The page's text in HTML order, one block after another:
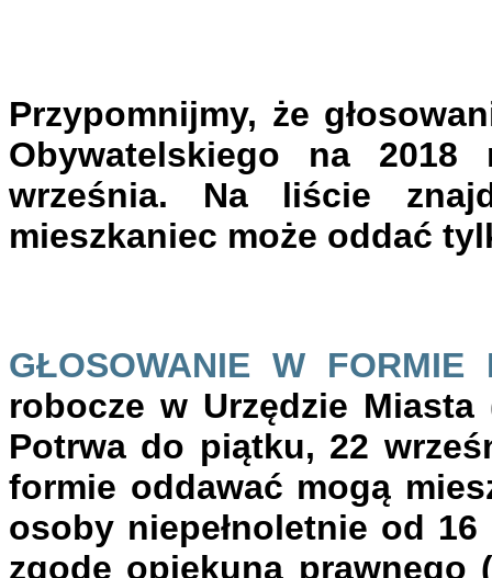
Przypomnijmy, że
Obywatelskiego na 2018
września. Na liście
mieszkaniec może oddać
GŁOSOWANIE W FORMIE
robocze w Urzędzie
Potrwa do piątku, 22
formie oddawać mogą
osoby niepełnoletnie od
zgodę opiekuna prawnego